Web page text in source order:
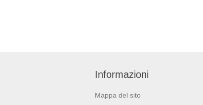
Informazioni
Mappa del sito